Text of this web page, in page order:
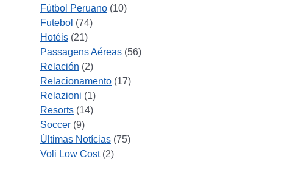
Fútbol Peruano (10)
Futebol (74)
Hotéis (21)
Passagens Aéreas (56)
Relación (2)
Relacionamento (17)
Relazioni (1)
Resorts (14)
Soccer (9)
Últimas Notícias (75)
Voli Low Cost(2)